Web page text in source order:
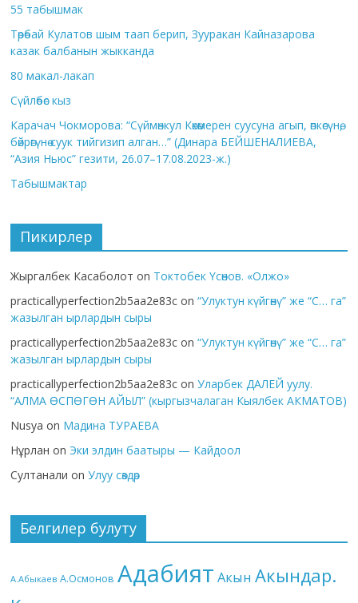
55 табышмак
Төрөбай Кулатов шым таап берип, Зууракан Кайназарова
казак балбанын жыкканда
80 макал-лакап
Сүйлөбөс кыз
Карачач Чокморова: “Сүймөнкул Көкөмерен суусуна агып, өпкөсүнө,
бөйрөгүнө суук тийгизип алган…” (Динара БЕЙШЕНАЛИЕВА,
“Азия Ньюс” гезити, 26.07–17.08.2023-ж.)
Табышмактар
Пикирлер
Жыргалбек Касаболот on Токтобек Үсөнов. «Олжо»
practicallyperfection2b5aa2e83c on“Улуктун күйгөнү” же “С… га”
жазылган ырлардын сыры
practicallyperfection2b5aa2e83c on“Улуктун күйгөнү” же “С… га”
жазылган ырлардын сыры
practicallyperfection2b5aa2e83c onУларбек ДАЛЕЙ уулу.
“АЛМА ӨСПӨГӨН АЙЫЛ” (кыргызчалаган Кыялбек АКМАТОВ)
Nusya on Мадина ТУРАЕВА
Нұрлан on Эки элдин баатыры — Кайдоол
Султанали onУлуу сөздөр
Белгилер булуту
А.Абыкаев А.Осмонов Адабият Акын Акындар.